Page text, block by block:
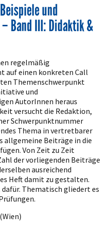
und
Band III: Didaktik &
regelmäßig
auf einen konkreten Call
Themenschwerpunkt
und
AutorInnen heraus
versucht die Redaktion,
Schwerpunktnummer
Thema in vertretbarer
allgemeine Beiträge in die
Von Zeit zu Zeit
der vorliegenden Beiträge
ausreichend
Heft damit zu gestalten.
Thematisch gliedert es